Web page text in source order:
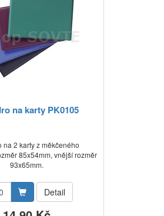
na karty PK0105
na 2 karty z měkčeného
85x54mm, vnější rozměr
93x65mm.
Detail